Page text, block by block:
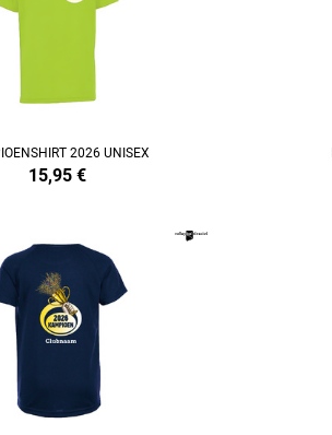
2026 UNISEX
15,95 €